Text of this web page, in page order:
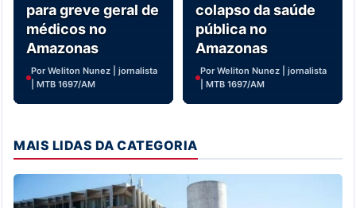
para greve geral de
médicos no
Amazonas
Por Weliton Nunez | jornalista
| MTB 1697/AM
colapso da saúde
pública no
Amazonas
Por Weliton Nunez | jornalista
| MTB 1697/AM
MAIS LIDAS DA CATEGORIA